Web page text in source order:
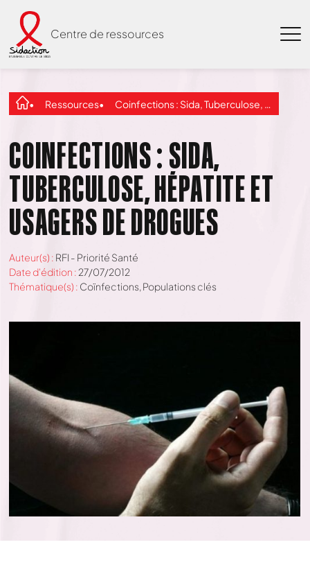
Centre de ressources
Ressources Coinfections : Sida, Tuberculose, Hépatite et usagers de drogues
COINFECTIONS : SIDA,
TUBERCULOSE, HÉPATITE ET
USAGERS DE DROGUES
Auteur(s) : RFI - Priorité Santé
Date d'édition : 27/07/2012
Thématique(s) : Coïnfections, Populations clés